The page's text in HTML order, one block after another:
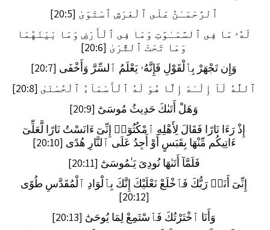
ٱلرَّحْمَـٰنُ عَلَى ٱلْعَرْشِ ٱسْتَوَىٰ [20:5]
لَهُۥ مَا فِى ٱلسَّمَـٰوَٰتِ وَمَا فِى ٱلْأَرْضِ وَمَا بَيْنَهُمَا
وَمَا تَحْتَ ٱلثَّرَىٰ [20:6]
وَإِن تَجْهَرْ بِٱلْقَوْلِ فَإِنَّهُۥ يَعْلَمُ ٱلسِّرَّ وَأَخْفَى [20:7]
ٱللَّهُ لَآ إِلَـٰهَ إِلَّا هُوَ لَهُ ٱلْأَسْمَآءُ ٱلْحُسْنَىٰ [20:8]
وَهَلْ أَتَىٰكَ حَدِيثُ مُوسَىٰٓ [20:9]
إِذْ رَءَا نَارًا فَقَالَ لِأَهْلِهِ ٱمْكُثُوٓا۟ إِنِّىٓ ءَانَسْتُ نَارًا لَّعَلِّىٓ
ءَاتِيكُم مِّنْهَا بِقَبَسٍ أَوْ أَجِدُ عَلَى ٱلنَّارِ هُدًى [20:10]
فَلَمَّآ أَتَىٰهَا نُودِىَ يَـٰمُوسَىٰٓ [20:11]
إِنِّىٓ أَنَا۠ رَبُّكَ فَٱخْلَعْ نَعْلَيْكَ إِنَّكَ بِٱلْوَادِ ٱلْمُقَدَّسِ طُوًى
[20:12]
وَأَنَا ٱخْتَرْتُكَ فَٱسْتَمِعْ لِمَا يُوحَىٰٓ [20:13]